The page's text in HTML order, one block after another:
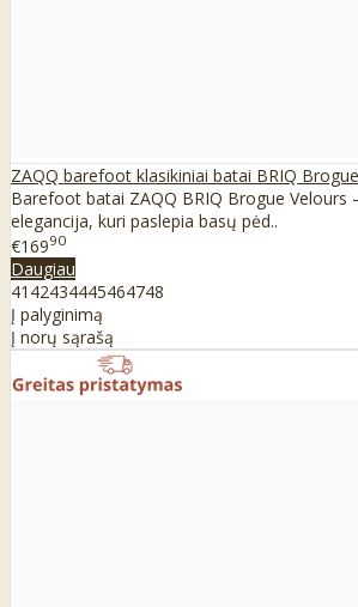
ZAQQ barefoot klasikiniai batai BRIQ
Barefoot batai ZAQQ BRIQ Brogue Velours
elegancija, kuri paslepia basų pėd..
€16990
Daugiau
41 42434445464748
Į palyginimą
Į norų sąrašą